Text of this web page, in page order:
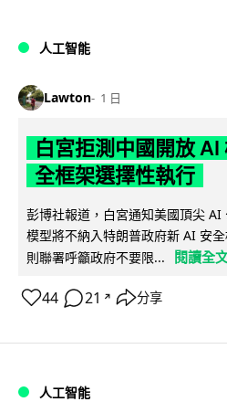
人工智能
Lawton 1 日
白宮拒測中國開放
全框架選擇性執行
彭博社報道，白宮通知美國頂尖
模型將不納入特朗普政府新 AI 安
則聯署呼籲政府不要限...
閱讀全
44 21 ↗ 分享
人工智能